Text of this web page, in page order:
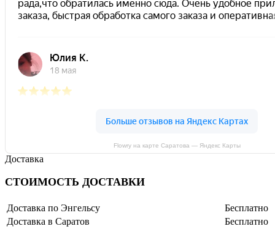
Flowry на карте Саратова — Яндекс Карты
Доставка
СТОИМОСТЬ ДОСТАВКИ
Доставка по Энгельсу
Бесплатно
Доставка в Саратов
Бесплатно